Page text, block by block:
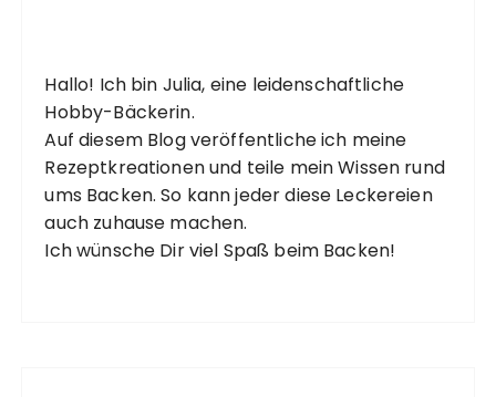
Hallo! Ich bin Julia, eine leidenschaftliche
Hobby-Bäckerin.
Auf diesem Blog veröffentliche ich meine
Rezeptkreationen und teile mein Wissen rund
ums Backen. So kann jeder diese Leckereien
auch zuhause machen.
Ich wünsche Dir viel Spaß beim Backen!